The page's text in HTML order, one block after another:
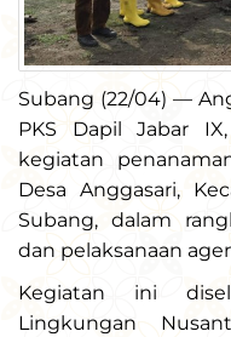
Subang (22/04) —
PKS Dapil Jabar
kegiatan
Desa Anggasari,
Subang, dalam
dan pelaksanaan
Kegiatan ini
Lingkungan